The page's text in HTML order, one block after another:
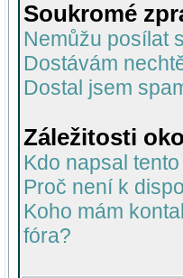
Soukromé
Nemůžu posílat
Dostávám
Dostal jsem
Záležitosti
Kdo napsal
Proč není k
Koho mám
fóra?